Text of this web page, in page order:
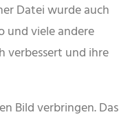
Datei wurde auch
und viele andere
verbessert und ihre
Bild verbringen. Das